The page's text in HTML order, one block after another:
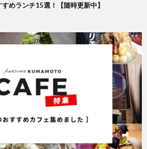
めランチ15選！【随時更新中】